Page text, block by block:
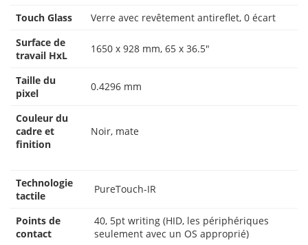
Touch Glass
Verre avec revêtement antireflet, 0 écart
Surface de
travail HxL
1650 x 928 mm, 65 x 36.5″
Taille du
pixel
0.4296 mm
Couleur du
cadre et
finition
Noir, mate
Technologie
tactile
PureTouch-IR
Points de
contact
40, 5pt writing (HID, les périphériques
seulement avec un OS approprié)